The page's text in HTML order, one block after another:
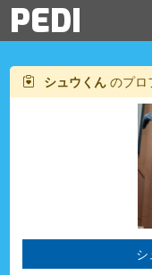
PEDI
シュウくん のプロ